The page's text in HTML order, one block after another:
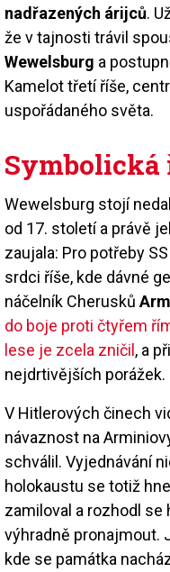
nadřazených árijců.
že v tajnosti trávil
Wewelsburg a
Kamelot třetí říše,
uspořádaného světa.
Symbolická
Wewelsburg stojí
od 17. století a právě
zaujala: Pro potřeby
srdci říše, kde dávné
náčelník Cherusků
do boje proti čtyřem
lese je zcela zničil, a
nejdrtivějších porážek.
V Hitlerových činech
návaznost na
schválil. Vyjednávání
holokaustu se totiž
zamiloval a rozhodl se
výhradně pronajmout.
kde se památka